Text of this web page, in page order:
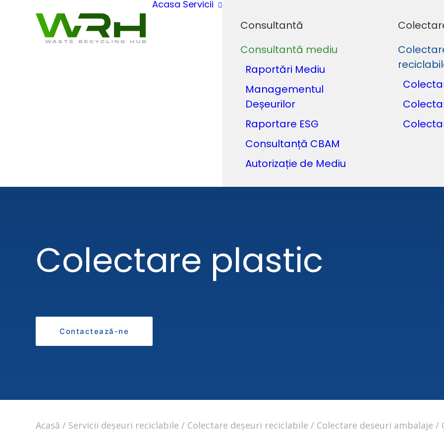
Acasa Servicii
Consultantă
Consultantă mediu
Raportări Mediu
Managementul
Deșeurilor
Raportare ESG
Consultanță CBAM
Autorizație de Mediu
Colectare plastic
Contactează-ne
Acasă Servicii deșeuri reciclabile Colectare deșeuri reciclabile Colectare deseuri ambalaje